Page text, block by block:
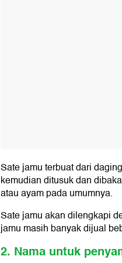
Sate jamu terbuat dari
kemudian ditusuk dan
atau ayam pada umumnya.
Sate jamu akan dilengkapi
jamu masih banyak dijual
2. Nama untuk